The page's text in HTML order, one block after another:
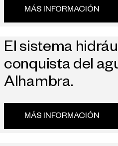
MÁS INFORMACIÓN
El sistema
conquista del
Alhambra.
MÁS INFORMACIÓN